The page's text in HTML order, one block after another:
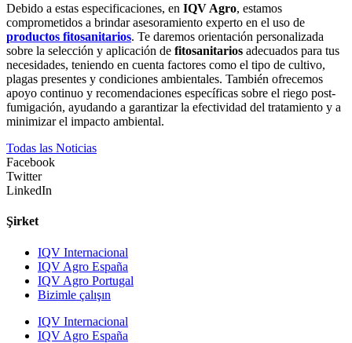
Debido a estas especificaciones, en IQV Agro, estamos
comprometidos a brindar asesoramiento experto en el uso de
productos fitosanitarios. Te daremos orientación personalizada
sobre la selección y aplicación de fitosanitarios adecuados para tus
necesidades, teniendo en cuenta factores como el tipo de cultivo,
plagas presentes y condiciones ambientales. También ofrecemos
apoyo continuo y recomendaciones específicas sobre el riego post-
fumigación, ayudando a garantizar la efectividad del tratamiento y a
minimizar el impacto ambiental.
Todas las Noticias
Facebook
Twitter
LinkedIn
Şirket
IQV Internacional
IQV Agro España
IQV Agro Portugal
Bizimle çalışın
IQV Internacional
IQV Agro España